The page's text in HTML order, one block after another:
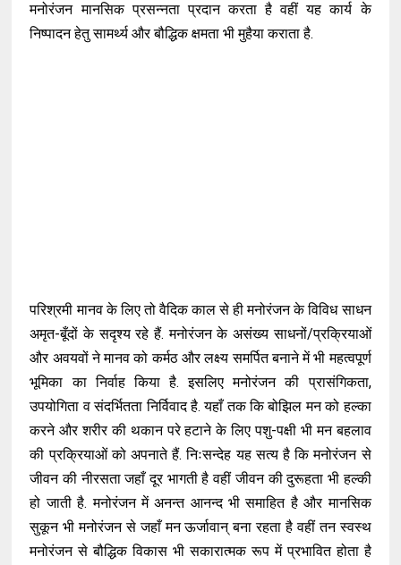
मनोरंजन मानसिक प्रसन्नता प्रदान करता है वहीं यह कार्य के
निष्पादन हेतु सामर्थ्य और बौद्धिक क्षमता भी मुहैया कराता है.
परिश्रमी मानव के लिए तो वैदिक काल से ही मनोरंजन के विविध साधन
अमृत-बूँदों के सदृश्य रहे हैं. मनोरंजन के असंख्य साधनों/प्रक्रियाओं
और अवयवों ने मानव को कर्मठ और लक्ष्य समर्पित बनाने में भी महत्वपूर्ण
भूमिका का निर्वाह किया है. इसलिए मनोरंजन की प्रासंगिकता,
उपयोगिता व संदर्भितता निर्विवाद है. यहाँ तक कि बोझिल मन को हल्का
करने और शरीर की थकान परे हटाने के लिए पशु-पक्षी भी मन बहलाव
की प्रक्रियाओं को अपनाते हैं. निःसन्देह यह सत्य है कि मनोरंजन से
जीवन की नीरसता जहाँ दूर भागती है वहीं जीवन की दुरूहता भी हल्की
हो जाती है. मनोरंजन में अनन्त आनन्द भी समाहित है और मानसिक
सुकून भी मनोरंजन से जहाँ मन ऊर्जावान् बना रहता है वहीं तन स्वस्थ
मनोरंजन से बौद्धिक विकास भी सकारात्मक रूप में प्रभावित होता है